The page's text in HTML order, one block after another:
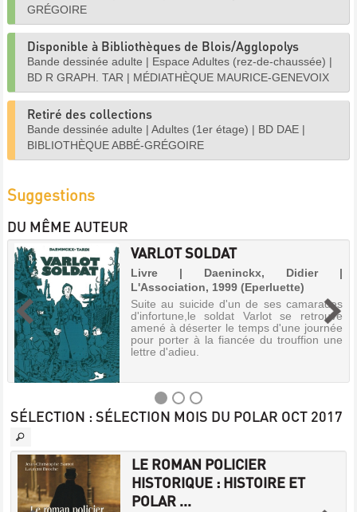
GRÉGOIRE
Disponible à Bibliothèques de Blois/Agglopolys
Bande dessinée adulte | Espace Adultes (rez-de-chaussée) |
BD R GRAPH. TAR | MÉDIATHÈQUE MAURICE-GENEVOIX
Retiré des collections
Bande dessinée adulte | Adultes (1er étage) | BD DAE |
BIBLIOTHÈQUE ABBÉ-GRÉGOIRE
Suggestions
DU MÊME AUTEUR
VARLOT SOLDAT
Livre | Daeninckx, Didier |
L'Association, 1999 (Eperluette)
Suite au suicide d'un de ses camarades
d'infortune,le soldat Varlot se retrouve
amené à déserter le temps d'une journée
pour porter à la fiancée du trouffion une
lettre d'adieu.
VARLOT
SOLDAT
Livre
|
SÉLECTION : SÉLECTION MOIS DU POLAR OCT 2017
LE ROMAN POLICIER
HISTORIQUE : HISTOIRE ET
POLAR ...